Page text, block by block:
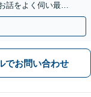
話をよく伺い最良
でお問い合わせ